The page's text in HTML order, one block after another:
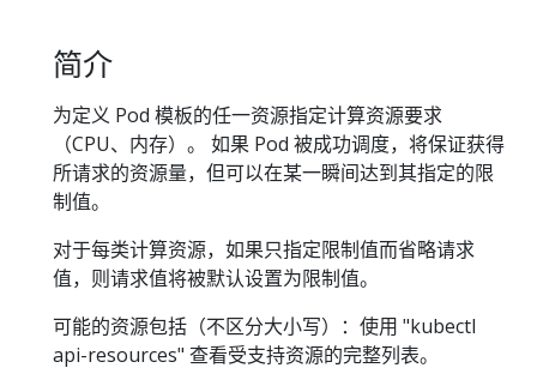
简介
为定义 Pod 模板的任一资源指定计算资源要求
（CPU、内存）。 如果 Pod 被成功调度，将保证获得
所请求的资源量，但可以在某一瞬间达到其指定的限
制值。
对于每类计算资源，如果只指定限制值而省略请求
值，则请求值将被默认设置为限制值。
可能的资源包括（不区分大小写）：使用 "kubectl
api-resources" 查看受支持资源的完整列表。